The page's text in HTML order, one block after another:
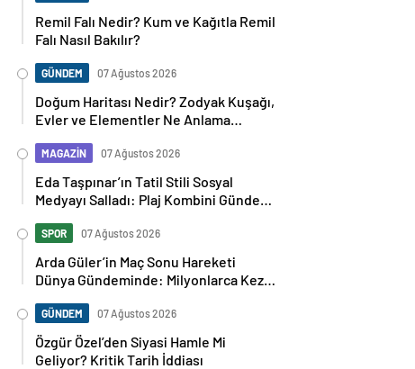
Remil Falı Nedir? Kum ve Kağıtla Remil
Falı Nasıl Bakılır?
GÜNDEM 07 Ağustos 2026
Doğum Haritası Nedir? Zodyak Kuşağı,
Evler ve Elementler Ne Anlama
MAGAZİN 07 Ağustos 2026
Eda Taşpınar’ın Tatil Stili Sosyal
Medyayı Salladı: Plaj Kombini Gündem
SPOR 07 Ağustos 2026
Arda Güler’in Maç Sonu Hareketi
Dünya Gündeminde: Milyonlarca Kez
GÜNDEM 07 Ağustos 2026
Özgür Özel’den Siyasi Hamle Mi
Geliyor? Kritik Tarih İddiası